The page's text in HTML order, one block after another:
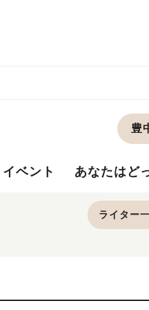
豊
イベント あなたはど
ライター